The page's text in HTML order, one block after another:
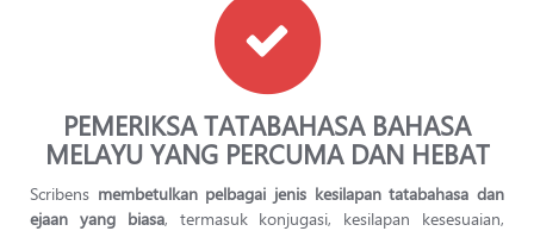
PEMERIKSA TATABAHASA BAHASA
MELAYU YANG PERCUMA DAN HEBAT
Scribens membetulkan pelbagai jenis kesilapan tatabahasa dan
ejaan yang biasa, termasuk konjugasi, kesilapan kesesuaian,